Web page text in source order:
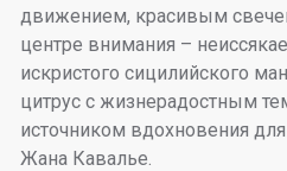
движением, красивым
центре внимания –
искристого сицилийского
цитрус с жизнерадостным
источником вдохновения
Жана Кавалье.